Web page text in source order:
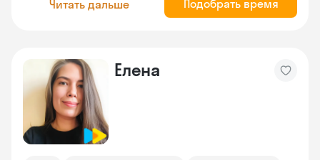
Читать дальше Подобрать время
Елена